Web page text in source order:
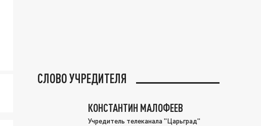
СЛОВО УЧРЕДИТЕЛЯ
КОНСТАНТИН МАЛОФЕЕВ
Учредитель телеканала "Царьград"